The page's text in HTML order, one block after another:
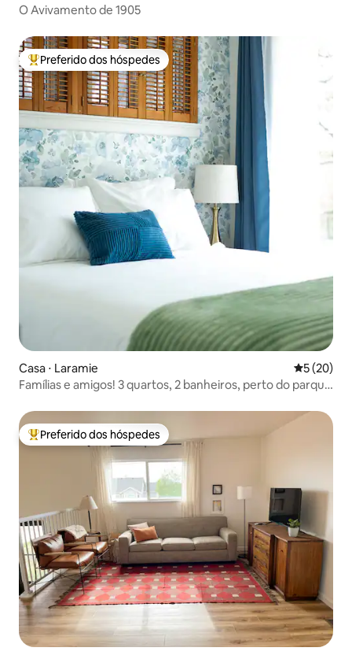
O Avivamento de 1905
Entre os melhores preferidos dos hóspedes
Preferido dos hóspedes
Casa ⋅ Laramie 5 de uma
5 (20)
Famílias e amigos! 3 quartos, 2 banheiros, perto do parque
Entre os melhores preferidos dos hóspedes
Preferido dos hóspedes